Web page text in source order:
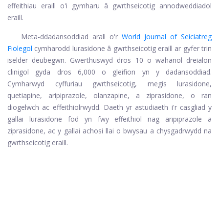
effeithiau eraill o'i gymharu â gwrthseicotig annodweddiadol
eraill.
Meta-ddadansoddiad arall o'r World Journal of Seiciatreg
Fiolegol cymharodd lurasidone â gwrthseicotig eraill ar gyfer trin
iselder deubegwn. Gwerthuswyd dros 10 o wahanol dreialon
clinigol gyda dros 6,000 o gleifion yn y dadansoddiad.
Cymharwyd cyffuriau gwrthseicotig, megis lurasidone,
quetiapine, aripiprazole, olanzapine, a ziprasidone, o ran
diogelwch ac effeithiolrwydd. Daeth yr astudiaeth i'r casgliad y
gallai lurasidone fod yn fwy effeithiol nag aripiprazole a
ziprasidone, ac y gallai achosi llai o bwysau a chysgadrwydd na
gwrthseicotig eraill.